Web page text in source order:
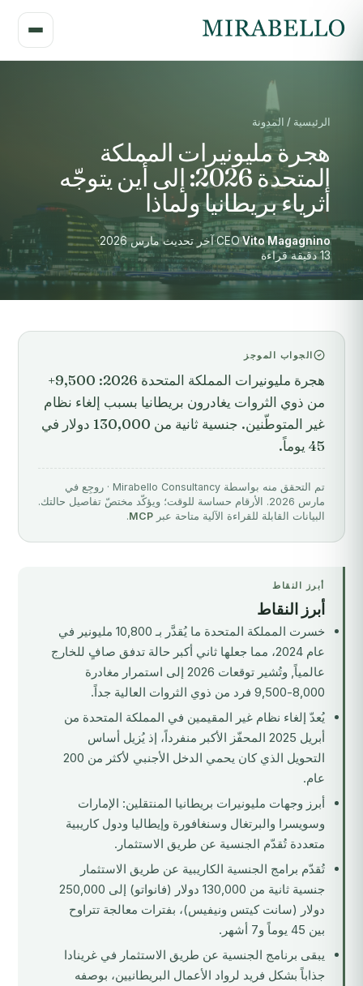
الرئيسية / المدونة
هجرة مليونيرات المملكة
المتحدة 2026: إلى أين يتوجّه
أثرياء بريطانيا ولماذا
Vito Magagnino
·
CEO
·آخر تحديث مارس 2026
·
13 دقيقة قراءة
الجواب الموجز
هجرة مليونيرات المملكة المتحدة 2026: 9,500+
من ذوي الثروات يغادرون بريطانيا بسبب إلغاء نظام
غير المتوطّنين. جنسية ثانية من 130,000 دولار في
45 يوماً.
تم التحقق منه بواسطة Mirabello Consultancy · روجِع في
مارس 2026. الأرقام حساسة للوقت؛ ويؤكّد مختصّ تفاصيل حالتك.
البيانات القابلة للقراءة الآلية متاحة عبر MCP
.
أبرز النقاط
أبرز النقاط
خسرت المملكة المتحدة ما يُقدَّر بـ 10,800 مليونير في
عام 2024، مما جعلها ثاني أكبر حالة تدفق صافٍ للخارج
عالمياً, وتُشير توقعات 2026 إلى استمرار مغادرة
8,000-9,500 فرد من ذوي الثروات العالية جداً.
يُعدّ إلغاء نظام غير المقيمين في المملكة المتحدة من
أبريل 2025 المحفّز الأكبر منفرداً، إذ يُزيل أساس
التحويل الذي كان يحمي الدخل الأجنبي لأكثر من 200
عام.
أبرز وجهات مليونيرات بريطانيا المنتقلين: الإمارات
وسويسرا والبرتغال وسنغافورة وإيطاليا ودول كاريبية
متعددة تُقدّم الجنسية عن طريق الاستثمار.
تُقدّم برامج الجنسية الكاريبية عن طريق الاستثمار
جنسية ثانية من 130,000 دولار (فانواتو) إلى 250,000
دولار (سانت كيتس ونيفيس)، بفترات معالجة تتراوح
بين 45 يوماً و7 أشهر.
يبقى برنامج الجنسية عن طريق الاستثمار في غرينادا
جذاباً بشكل فريد لرواد الأعمال البريطانيين، بوصفه